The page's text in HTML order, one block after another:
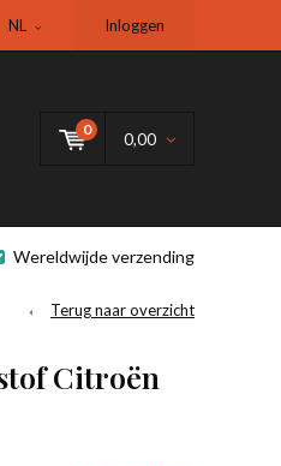
NL Inloggen
0
0,00
Wereldwijde verzending
Terug naar overzicht
Citroën